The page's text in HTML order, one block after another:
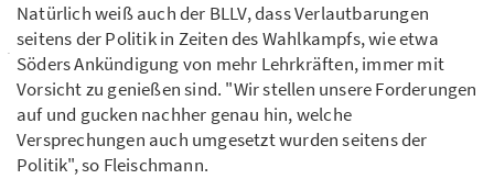
Natürlich weiß auch der BLLV, dass Verlautbarungen
seitens der Politik in Zeiten des Wahlkampfs, wie etwa
Söders Ankündigung von mehr Lehrkräften, immer mit
Vorsicht zu genießen sind. "Wir stellen unsere Forderungen
auf und gucken nachher genau hin, welche
Versprechungen auch umgesetzt wurden seitens der
Politik", so Fleischmann.